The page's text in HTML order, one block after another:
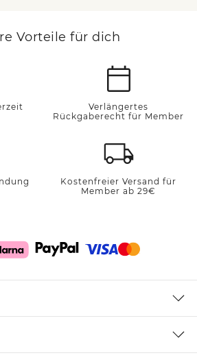
Vorteile für dich
Verlängertes
Rückgaberecht für Member
Kostenfreier Versand für
Member ab 29€